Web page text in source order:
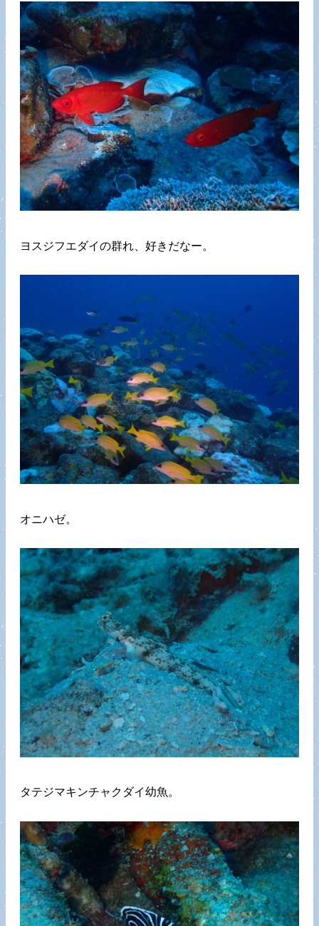
ヨスジフエダイの群れ、好きだなー。
オニハゼ。
タテジマキンチャクダイ幼魚。